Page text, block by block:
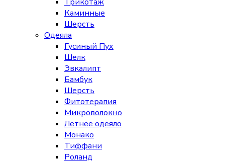
Каминные
Шерсть
Одеяла
Гусиный Пух
Шелк
Эвкалипт
Бамбук
Шерсть
Фитотерапия
Микроволокно
Летнее одеяло
Монако
Тиффани
Роланд